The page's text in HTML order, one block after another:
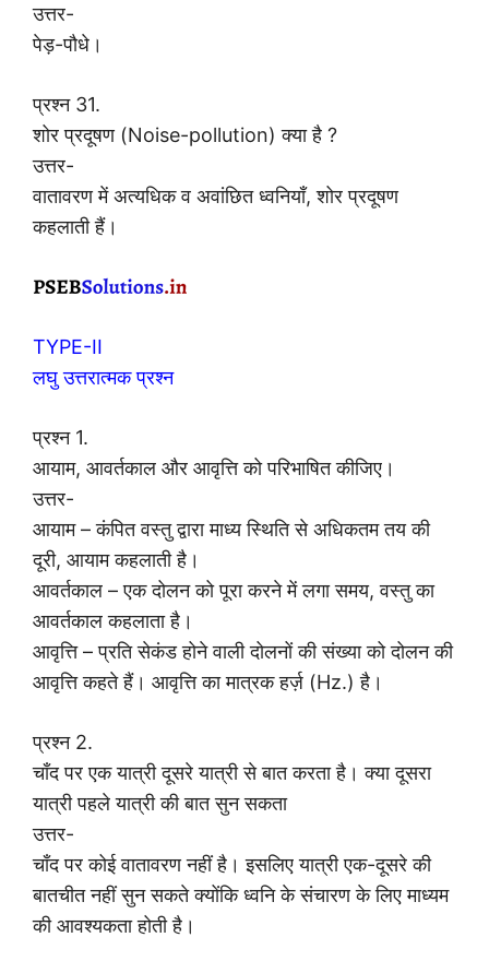
उत्तर-
पेड़-पौधे।
प्रश्न 31.
शोर प्रदूषण (Noise-pollution) क्या है ?
उत्तर-
वातावरण में अत्यधिक व अवांछित ध्वनियाँ, शोर प्रदूषण
कहलाती हैं।
TYPE-II
लघु उत्तरात्मक प्रश्न
प्रश्न 1.
आयाम, आवर्तकाल और आवृत्ति को परिभाषित कीजिए।
उत्तर-
आयाम – कंपित वस्तु द्वारा माध्य स्थिति से अधिकतम तय की
दूरी, आयाम कहलाती है।
आवर्तकाल – एक दोलन को पूरा करने में लगा समय, वस्तु का
आवर्तकाल कहलाता है।
आवृत्ति – प्रति सेकंड होने वाली दोलनों की संख्या को दोलन की
आवृत्ति कहते हैं। आवृत्ति का मात्रक हर्ज़ (Hz.) है।
प्रश्न 2.
चाँद पर एक यात्री दूसरे यात्री से बात करता है। क्या दूसरा
यात्री पहले यात्री की बात सुन सकता
उत्तर-
चाँद पर कोई वातावरण नहीं है। इसलिए यात्री एक-दूसरे की
बातचीत नहीं सुन सकते क्योंकि ध्वनि के संचारण के लिए माध्यम
की आवश्यकता होती है।